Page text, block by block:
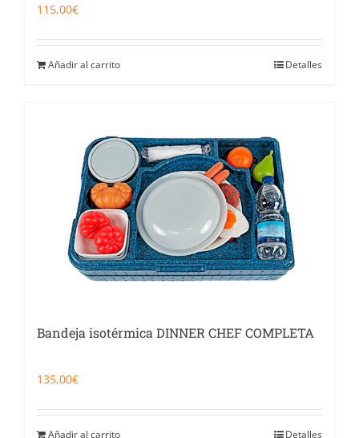
115,00€
Añadir al carrito Detalles
Bandeja isotérmica DINNER CHEF COMPLETA
135,00€
Añadir al carrito Detalles